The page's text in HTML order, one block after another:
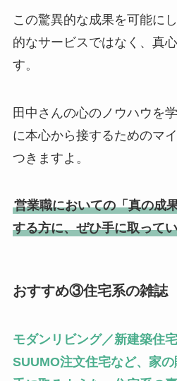
この驚異的な成果を可能に
的なサービスではなく、真
す。
田中さんの心のノウハウを
に本心から接するためのマ
つきますよ。
営業職においての「真の成
する方に、ぜひ手に取って
おすすめ③住宅系の雑誌
モダンリビング／新建築住
SUUMO注文住宅など、家